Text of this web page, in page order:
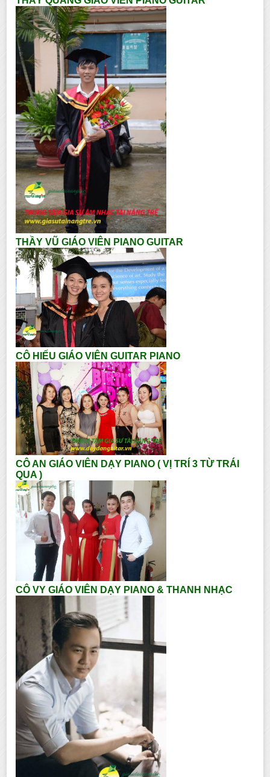
THẦY VŨ GIÁO VIÊN PIANO GUITAR
CÔ HIẾU GIÁO VIÊN GUITAR PIANO
CÔ AN GIÁO VIÊN DẠY PIANO ( VỊ TRÍ 3 TỪ TRÁI
QUA )
CÔ VY GIÁO VIÊN DẠY PIANO & THANH NHẠC